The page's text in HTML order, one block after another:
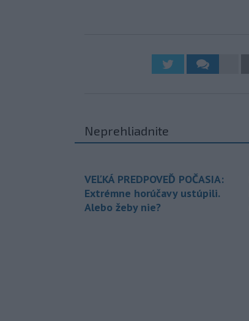
Neprehliadnite
VEĽKÁ PREDPOVEĎ POČASIA:
Extrémne horúčavy ustúpili.
Alebo žeby nie?